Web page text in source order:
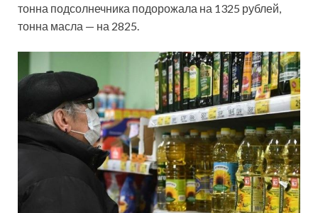
тонна подсолнечника подорожала на 1325 рублей,
тонна масла — на 2825.